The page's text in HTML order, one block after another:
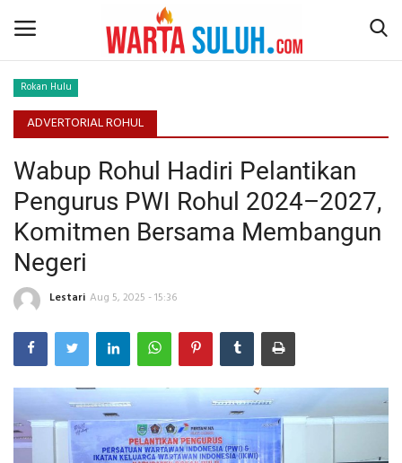
Home
NEWS
JAZIRAH RIAU
POLITIK
EKSBIS
PSPS PEKANBARU
LIFESTYLE
INDEKS
Rokan Hulu
ADVERTORIAL ROHUL
Wabup Rohul Hadiri Pelantikan
Pengurus PWI Rohul 2024–2027,
Komitmen Bersama Membangun
Negeri
Lestari Aug 5, 2025 - 15:36